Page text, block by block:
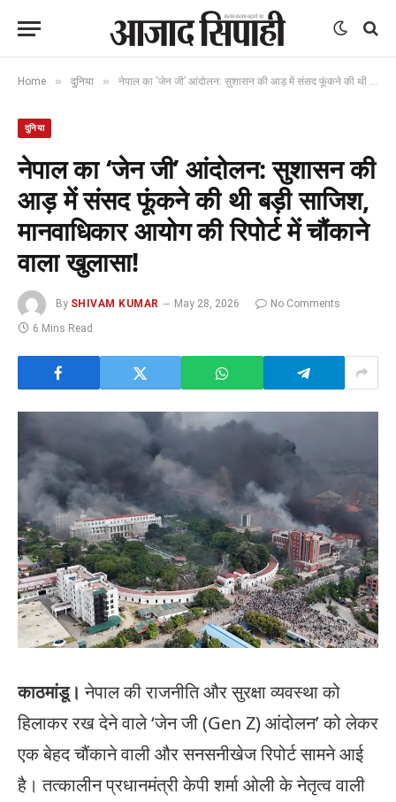
Home » दुनिया » नेपाल का ‘जेन जी’ आंदोलन: सुशासन की आड़ में संसद फूंकने की थी बड़ी साजिश, मानवाधिकार आयोग की रिपोर्ट में चौंकाने वाला खुलासा!
दुनिया
नेपाल का ‘जेन जी’ आंदोलन: सुशासन की
आड़ में संसद फूंकने की थी बड़ी साजिश,
मानवाधिकार आयोग की रिपोर्ट में चौंकाने
वाला खुलासा!
By SHIVAM KUMAR May 28, 2026
No Comments
6 Mins Read
काठमांडू। नेपाल की राजनीति और सुरक्षा व्यवस्था को
हिलाकर रख देने वाले ‘जेन जी (Gen Z) आंदोलन’ को लेकर
एक बेहद चौंकाने वाली और सनसनीखेज रिपोर्ट सामने आई
है। तत्कालीन प्रधानमंत्री केपी शर्मा ओली के नेतृत्व वाली